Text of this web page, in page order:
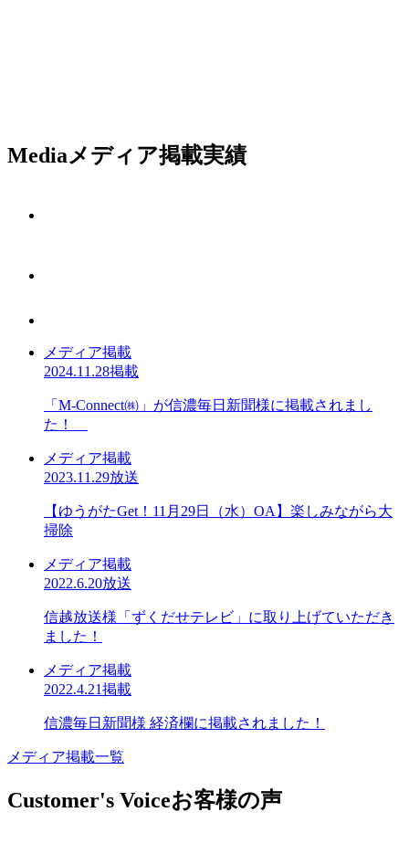
Mediaメディア掲載実績
メディア掲載
2024.11.28掲載
「M-Connect㈱」が信濃毎日新聞様に掲載されまし
た！
メディア掲載
2023.11.29放送
【ゆうがたGet！11月29日（水）OA】楽しみながら大
掃除
メディア掲載
2022.6.20放送
信越放送様「ずくだせテレビ」に取り上げていただき
ました！
メディア掲載
2022.4.21掲載
信濃毎日新聞様 経済欄に掲載されました！
メディア掲載一覧
Customer's Voiceお客様の声